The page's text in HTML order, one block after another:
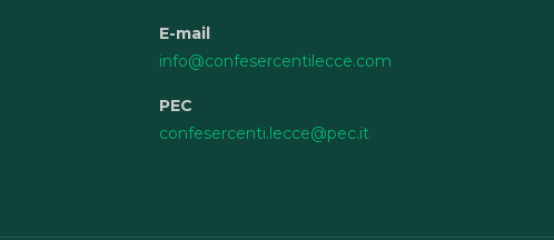
E-mail
info@confesercentilecce.com
PEC
confesercenti.lecce@pec.it